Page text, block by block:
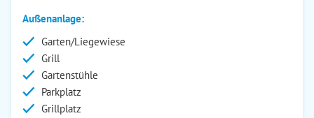
Außenanlage:
Garten/Liegewiese
Grill
Gartenstühle
Parkplatz
Grillplatz